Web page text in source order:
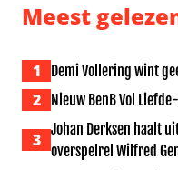
Meest
1 Demi Vollering wint
2 Nieuw BenB Vol
3
Johan Derksen haalt
overspelrel Wilfred